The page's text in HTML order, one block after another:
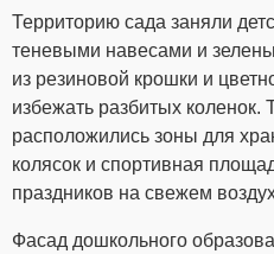
Территорию сада заняли
теневыми навесами и
из резиновой крошки и
избежать разбитых коленок.
расположились зоны для
колясок и спортивная
праздников на свежем
Фасад дошкольного